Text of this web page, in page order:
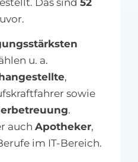
u. a.
,
sowie
.
auch Apotheker,
im IT-Bereich.